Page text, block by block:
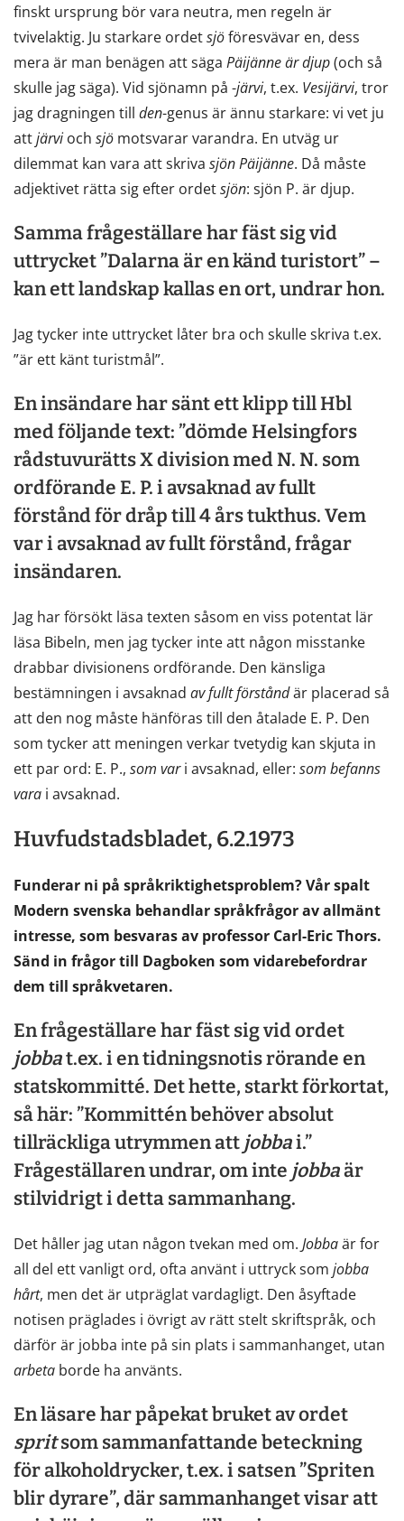
finskt ursprung bör vara neutra, men regeln är
tvivelaktig. Ju starkare ordetsjöföresvävar en, dess
mera är man benägen att säga Päijänneärdjup(och så
skulle jag säga). Vid sjönamn på -järvi, t.ex. Vesijärvi, tror
jag dragningen till den-genus är ännu starkare: vi vet ju
attjärvi och sjö motsvarar varandra. En utväg ur
dilemmat kan vara att skriva sjönPäijänne. Då måste
adjektivet rätta sig efter ordetsjön: sjön P. är djup.
Samma frågeställare har fäst sig vid
uttrycket ”Dalarna är en känd turistort” –
kan ett landskap kallas en ort, undrar hon.
Jag tycker inte uttrycket låter bra och skulle skriva t.ex.
”är ett känt turistmål”.
En insändare har sänt ett klipp till Hbl
med följande text: ”dömde Helsingfors
rådstuvurätts X division med N. N. som
ordförande E. P. i avsaknad av fullt
förstånd för dråp till 4 års tukthus. Vem
var i avsaknad av fullt förstånd, frågar
insändaren.
Jag har försökt läsa texten såsom en viss potentat lär
läsa Bibeln, men jag tycker inte att någon misstanke
drabbar divisionens ordförande. Den känsliga
bestämningen i avsaknad avfulltförståndär placerad så
att den nog måste hänföras till den åtalade E. P. Den
som tycker att meningen verkar tvetydig kan skjuta in
ett par ord: E. P., som vari avsaknad, eller: som befanns
vara i avsaknad.
Huvfudstadsbladet, 6.2.1973
Funderar ni på språkriktighetsproblem? Vår spalt
Modern svenska behandlar språkfrågor av allmänt
intresse, som besvaras av professor Carl-Eric Thors.
Sänd in frågor till Dagboken som vidarebefordrar
dem till språkvetaren.
En frågeställare har fäst sig vid ordet
jobbat.ex. i en tidningsnotis rörande en
statskommitté. Det hette, starkt förkortat,
så här: ”Kommittén behöver absolut
tillräckliga utrymmen att jobbai.”
Frågeställaren undrar, om inte jobbaär
stilvidrigt i detta sammanhang.
Det håller jag utan någon tvekan med om. Jobbaär for
all del ett vanligt ord, ofta använt i uttryck som jobba
hårt, men det är utpräglat vardagligt. Den åsyftade
notisen präglades i övrigt av rätt stelt skriftspråk, och
därför är jobba inte på sin plats i sammanhanget, utan
arbeta borde ha använts.
En läsare har påpekat bruket av ordet
spritsom sammanfattande beteckning
för alkoholdrycker, t.ex. i satsen ”Spriten
blir dyrare”, där sammanhanget visar att